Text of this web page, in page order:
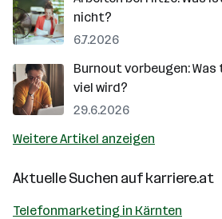
nicht?
6.7.2026
Burnout vorbeugen: Was
viel wird?
29.6.2026
Weitere Artikel anzeigen
Aktuelle Suchen aufkarriere.at
Telefonmarketing in Kärnten